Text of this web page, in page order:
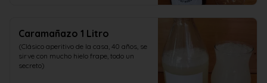
Caramañazo 1 Litro
(Clásico aperitivo de la casa, 40 años, se
sirve con mucho hielo frape, todo un
secreto)